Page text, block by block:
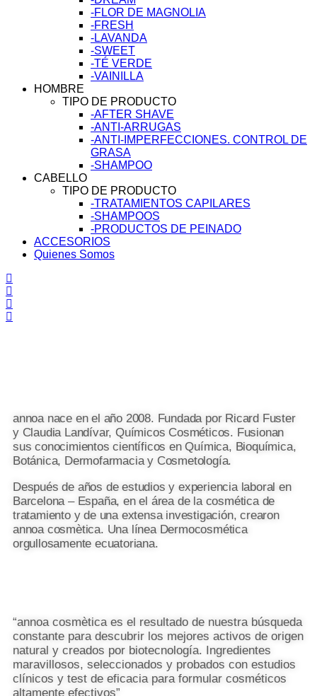
-FLOR DE MAGNOLIA
-FRESH
-LAVANDA
-SWEET
-TÉ VERDE
-VAINILLA
HOMBRE
TIPO DE PRODUCTO
-AFTER SHAVE
-ANTI-ARRUGAS
-ANTI-IMPERFECCIONES. CONTROL DE
GRASA
-SHAMPOO
CABELLO
TIPO DE PRODUCTO
-TRATAMIENTOS CAPILARES
-SHAMPOOS
-PRODUCTOS DE PEINADO
ACCESORIOS
Quienes Somos
annoa nace en el año 2008. Fundada por Ricard Fuster
y Claudia Landívar, Químicos Cosméticos. Fusionan
sus conocimientos científicos en Química, Bioquímica,
Botánica, Dermofarmacia y Cosmetología.
Después de años de estudios y experiencia laboral en
Barcelona – España, en el área de la cosmética de
tratamiento y de una extensa investigación, crearon
annoa cosmètica. Una línea Dermocosmética
orgullosamente ecuatoriana.
“annoa cosmètica es el resultado de nuestra búsqueda
constante para descubrir los mejores activos de origen
natural y creados por biotecnología. Ingredientes
maravillosos, seleccionados y probados con estudios
clínicos y test de eficacia para formular cosméticos
altamente efectivos”